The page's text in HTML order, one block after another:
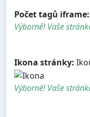
Počet tagů iframe:
Výborně! Vaše
Ikona stránky:
Výborně! Vaše